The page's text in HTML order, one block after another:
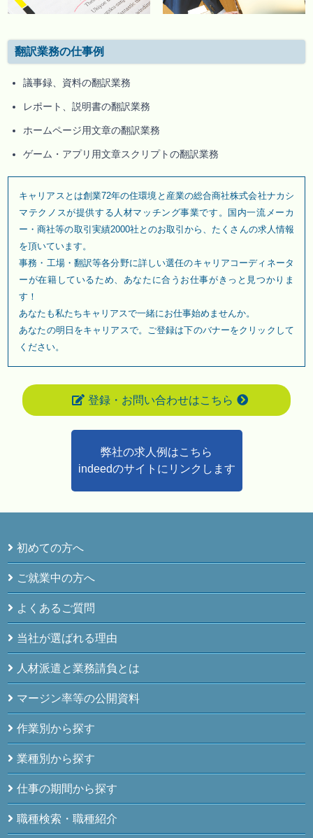
翻訳業務の仕事例
議事録、資料の翻訳業務
レポート、説明書の翻訳業務
ホームページ用文章の翻訳業務
ゲーム・アプリ用文章スクリプトの翻訳業務
キャリアスとは創業72年の住環境と産業の総合商社株式会社ナカシ
マテクノスが提供する人材マッチング事業です。国内一流メーカ
ー・商社等の取引実績2000社とのお取引から、たくさんの求人情報
を頂いています。
事務・工場・翻訳等各分野に詳しい選任のキャリアコーディネータ
ーが在籍しているため、あなたに合うお仕事がきっと見つかりま
す！
あなたも私たちキャリアスで一緒にお仕事始めませんか。
あなたの明日をキャリアスで。ご登録は下のバナーをクリックして
ください。
登録・お問い合わせはこちら
弊社の求人例はこちら
indeedのサイトにリンクします
初めての方へ
ご就業中の方へ
よくあるご質問
当社が選ばれる理由
人材派遣と業務請負とは
マージン率等の公開資料
作業別から探す
業種別から探す
仕事の期間から探す
職種検索・職種紹介